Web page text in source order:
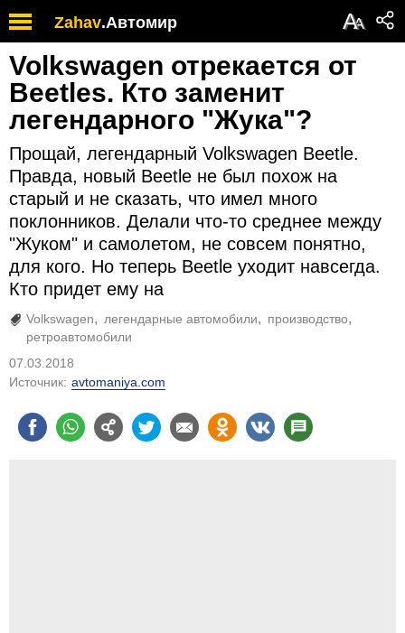
Zahav.Автомир АА
Volkswagen отрекается от
Beetles. Кто заменит
легендарного "Жука"?
Прощай, легендарный Volkswagen Beetle.
Правда, новый Beetle не был похож на
старый и не сказать, что имел много
поклонников. Делали что-то среднее между
"Жуком" и самолетом, не совсем понятно,
для кого. Но теперь Beetle уходит навсегда.
Кто придет ему на
Volkswagen легендарные автомобили
производство
ретроавтомобили
07.03.2018
Источник: avtomaniya.com